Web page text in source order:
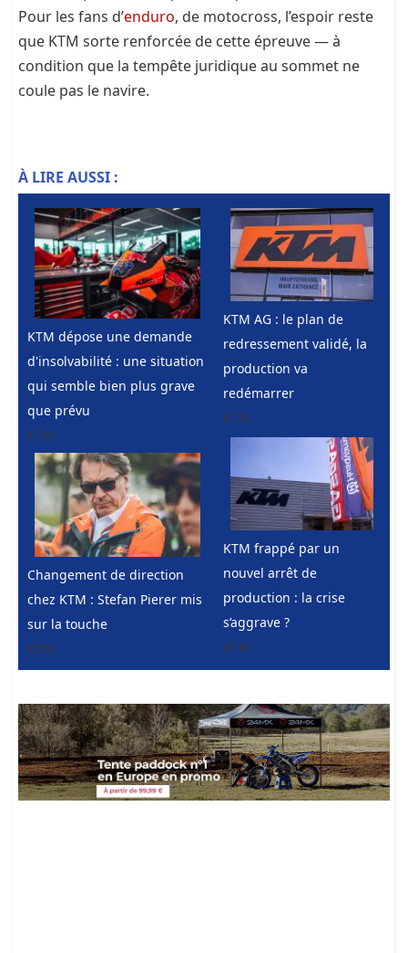
Pour les fans d’enduro, de motocross, l’espoir reste
que KTM sorte renforcée de cette épreuve — à
condition que la tempête juridique au sommet ne
coule pas le navire.
À LIRE AUSSI :
KTM dépose une demande
d'insolvabilité : une situation
qui semble bien plus grave
que prévu
KTM
Changement de direction
chez KTM : Stefan Pierer mis
sur la touche
KTM
KTM AG : le plan de
redressement validé, la
production va
redémarrer
KTM
KTM frappé par un
nouvel arrêt de
production : la crise
s’aggrave ?
KTM